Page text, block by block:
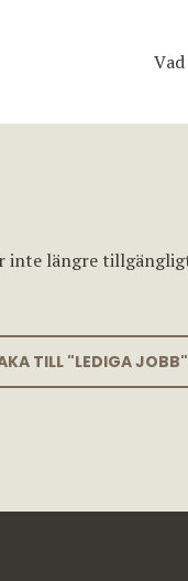
inte längre
TILL "LEDIGA JOBB"